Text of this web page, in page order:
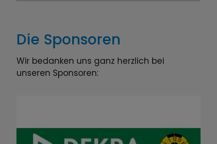
Die Sponsoren
Wir bedanken uns ganz herzlich bei
unseren Sponsoren: